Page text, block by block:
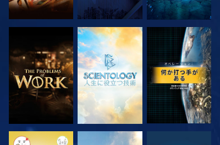
シリーズを探求 シリーズを探求 観る